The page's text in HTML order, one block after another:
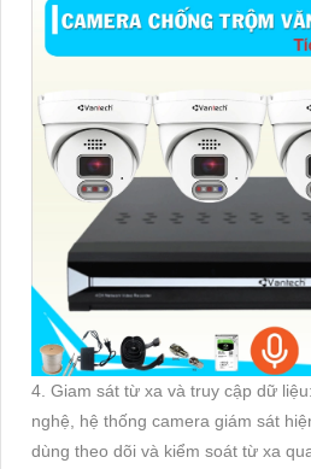
4. Giam sát từ xa và truy cập dữ
nghệ, hệ thống camera giám sát
dùng theo dõi và kiểm soát từ xa